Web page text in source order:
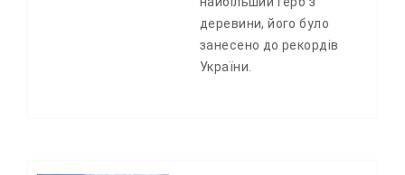
деревини, його було
занесено до рекордів
України.